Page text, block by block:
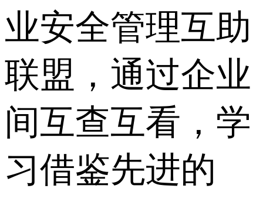
业安全管理互助
联盟，通过企业
间互查互看，学
习借鉴先进的